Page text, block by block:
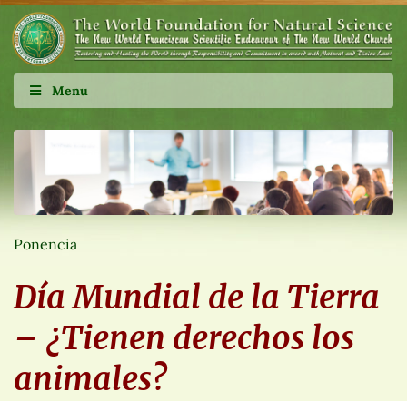
Menu
Ponencia
Día Mundial de la Tierra
– ¿Tienen derechos los
animales?